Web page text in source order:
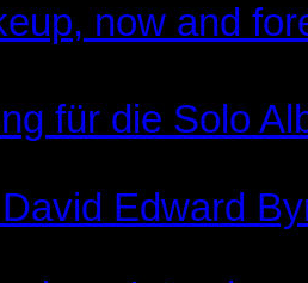
now and
für die Solo
Edward